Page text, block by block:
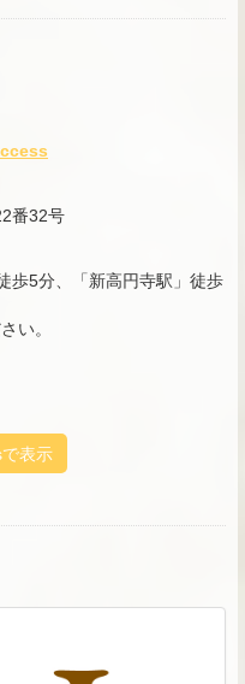
番32号
歩5分、「新高円寺駅」徒歩
い。
表示